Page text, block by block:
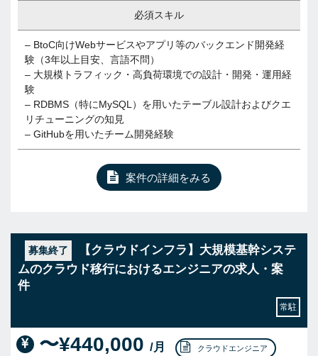
必須スキル
– BtoC向けWebサービスやアプリ等のバックエンド開発経
験（3年以上目安、言語不問）
– 大規模トラフィック・高負荷環境での設計・開発・運用経
験
– RDBMS（特にMySQL）を用いたテーブル設計およびクエ
リチューニングの知見
– GitHubを用いたチーム開発経験
案件の詳細をみる
募集終了
【クラウドインフラ】大規模基幹システ
ムのクラウド移行におけるエンジニアの求人・案
件
常駐
〜¥440,000 /月 クラウドエンジニア